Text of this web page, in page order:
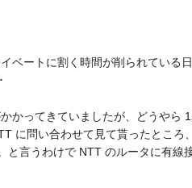
ベートに割く時間が削られている
かってきていましたが、どうやら
に問い合わせて見て貰ったところ
と言うわけで NTT のルータに有線